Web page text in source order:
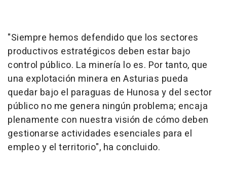
"Siempre hemos defendido que los sectores
productivos estratégicos deben estar bajo
control público. La minería lo es. Por tanto, que
una explotación minera en Asturias pueda
quedar bajo el paraguas de Hunosa y del sector
público no me genera ningún problema; encaja
plenamente con nuestra visión de cómo deben
gestionarse actividades esenciales para el
empleo y el territorio", ha concluido.